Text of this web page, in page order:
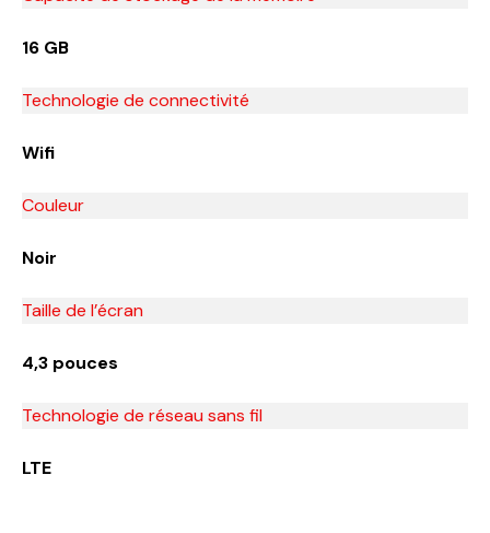
16 GB
Technologie de connectivité
Wifi
Couleur
Noir
Taille de l’écran
4,3 pouces
Technologie de réseau sans fil
LTE